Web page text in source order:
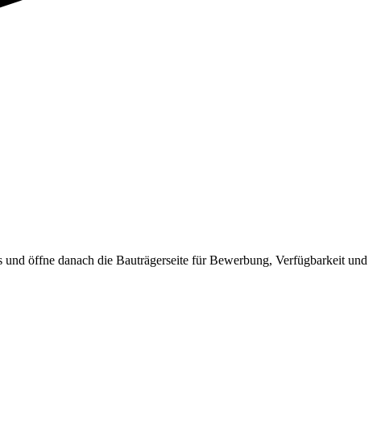
öffne danach die Bauträgerseite für Bewerbung, Verfügbarkeit und